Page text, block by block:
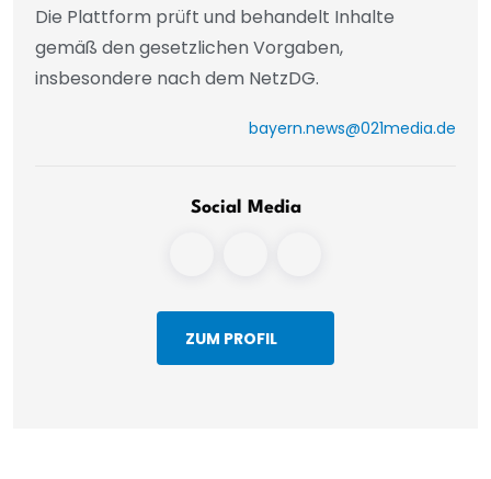
Die Plattform prüft und behandelt Inhalte
gemäß den gesetzlichen Vorgaben,
insbesondere nach dem NetzDG.
bayern.news@021media.de
Social Media
ZUM PROFIL